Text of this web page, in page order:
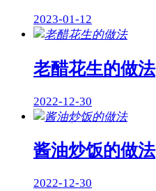
2023-01-12
老醋花生的做法
2022-12-30
酱油炒饭的做法
2022-12-30